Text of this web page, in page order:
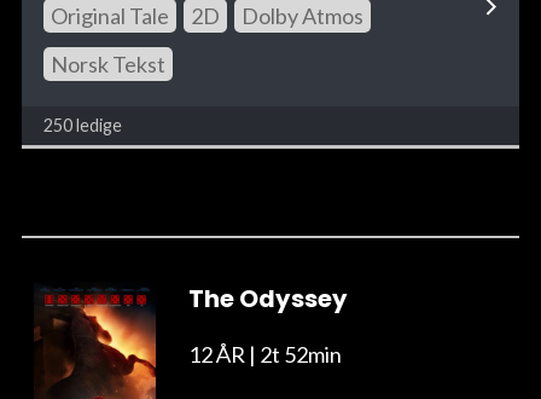
Original Tale
2D
Dolby Atmos
Norsk Tekst
250 ledige
The Odyssey
12 ÅR | 2t 52min